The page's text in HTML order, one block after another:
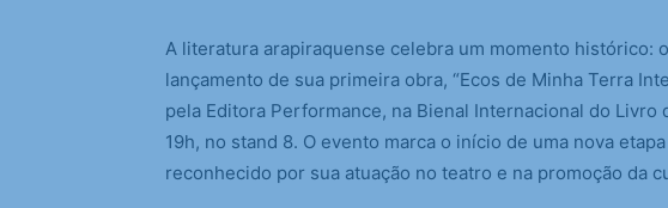
A literatura arapiraquense celebra um momento histórico:
lançamento de sua primeira obra, “Ecos de Minha Terra
pela Editora Performance, na Bienal Internacional do Livro
19h, no stand 8. O evento marca o início de uma nova
reconhecido por sua atuação no teatro e na promoção da